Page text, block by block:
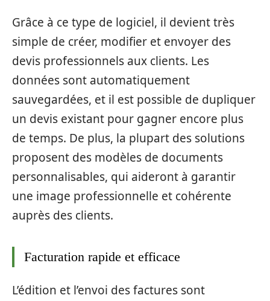
Grâce à ce type de logiciel, il devient très
simple de créer, modifier et envoyer des
devis professionnels aux clients. Les
données sont automatiquement
sauvegardées, et il est possible de dupliquer
un devis existant pour gagner encore plus
de temps. De plus, la plupart des solutions
proposent des modèles de documents
personnalisables, qui aideront à garantir
une image professionnelle et cohérente
auprès des clients.
Facturation rapide et efficace
L’édition et l’envoi des factures sont